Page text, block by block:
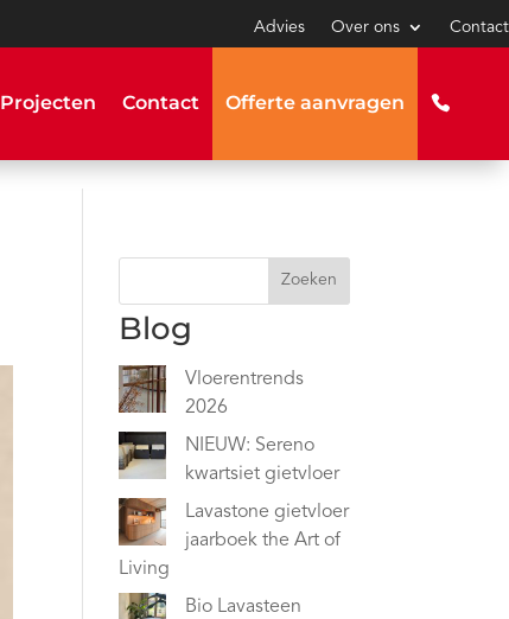
Advies Over ons Contact
Projecten Contact Offerte aanvragen
Zoeken
Blog
Vloerentrends
2026
NIEUW: Sereno
kwartsiet gietvloer
Lavastone gietvloer
jaarboek the Art of
Living
Bio Lavasteen